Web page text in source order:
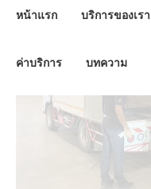
หน้าแรก บริการของเรา
ค่าบริการ บทความ